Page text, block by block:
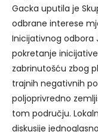
Gacka uputila je
odbrane interese
Inicijativnog odbora
pokretanje
zabrinutošću zbog
trajnih negativnih
poljoprivredno
tom području.
diskusije